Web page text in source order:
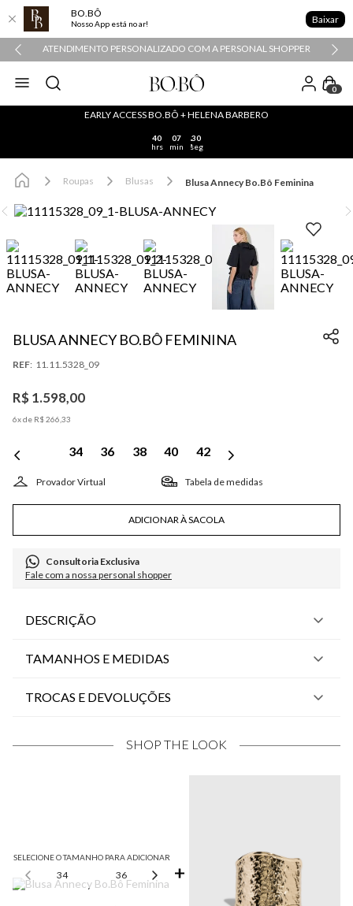
BO.BÔ
Nosso App está no ar! Baixar
ATENDIMENTO PERSONALIZADO COM A PERSONAL SHOPPER
0
EARLY ACCESS BO.BÔ + HELENA BARBERO
40
hrs
07
min
29
seg
Roupas Blusas Blusa Annecy Bo.Bô Feminina
BLUSA ANNECY BO.BÔ FEMININA
: 11.11.5328_09
R$1.598,00
6x de R$266 33
34 36 38 40 42
Tabela de medidas
ADICIONAR À SACOLA
Consultoria Exclusiva
Fale com a nossa personal shopper
DESCRIÇÃO
TAMANHOS E MEDIDAS
TROCAS E DEVOLUÇÕES
SHOP THE LOOK
SELECIONE O TAMANHO PARA ADICIONAR
34 36 38 40 42